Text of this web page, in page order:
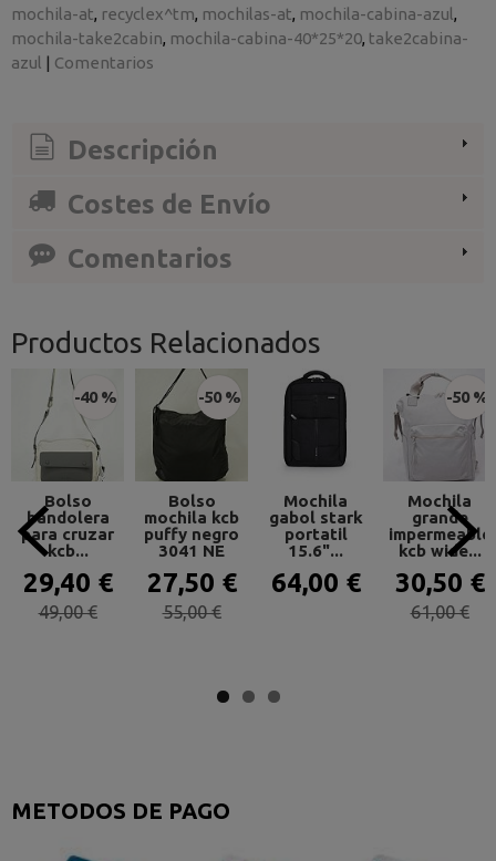
METODOS DE PAGO
mochila-at recyclex^tm mochilas-at mochila-cabina-azul
mochila-take2cabin mochila-cabina-40*25*20 take2cabina-
azul | Comentarios
Descripción
Costes de Envío
Comentarios
Productos Relacionados
-40 %
Bolso
bandolera
para cruzar
kcb...
29,40 €
49,00 €
-50 %
Bolso
mochila kcb
puffy negro
3041 NE
27,50 €
55,00 €
Mochila
gabol stark
portatil
15.6"...
64,00 €
-50 %
Mochila
grande
impermeable
kcb wide...
30,50 €
61,00 €